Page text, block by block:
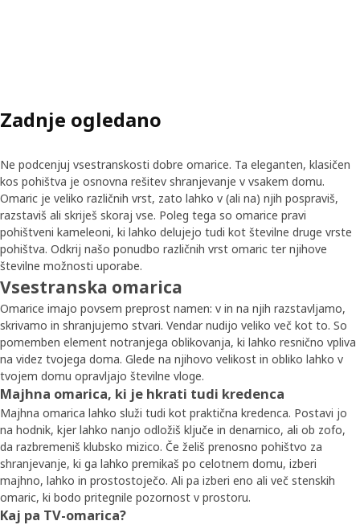
Zadnje ogledano
Ne podcenjuj vsestranskosti dobre omarice. Ta eleganten, klasičen
kos pohištva je osnovna rešitev shranjevanje v vsakem domu.
Omaric je veliko različnih vrst, zato lahko v (ali na) njih pospraviš,
razstaviš ali skriješ skoraj vse. Poleg tega so omarice pravi
pohištveni kameleoni, ki lahko delujejo tudi kot številne druge vrste
pohištva. Odkrij našo ponudbo različnih vrst omaric ter njihove
številne možnosti uporabe.
Vsestranska omarica
Omarice imajo povsem preprost namen: v in na njih razstavljamo,
skrivamo in shranjujemo stvari. Vendar nudijo veliko več kot to. So
pomemben element notranjega oblikovanja, ki lahko resnično vpliva
na videz tvojega doma. Glede na njihovo velikost in obliko lahko v
tvojem domu opravljajo številne vloge.
Majhna omarica, ki je hkrati tudi kredenca
Majhna omarica lahko služi tudi kot praktična kredenca. Postavi jo
na hodnik, kjer lahko nanjo odložiš ključe in denarnico, ali ob zofo,
da razbremeniš klubsko mizico. Če želiš prenosno pohištvo za
shranjevanje, ki ga lahko premikaš po celotnem domu, izberi
majhno, lahko in prostostoječo. Ali pa izberi eno ali več stenskih
omaric, ki bodo pritegnile pozornost v prostoru.
Kaj pa TV-omarica?